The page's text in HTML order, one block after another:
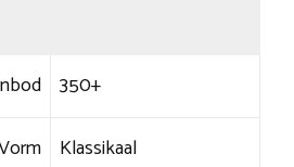
350+
Klassikaal